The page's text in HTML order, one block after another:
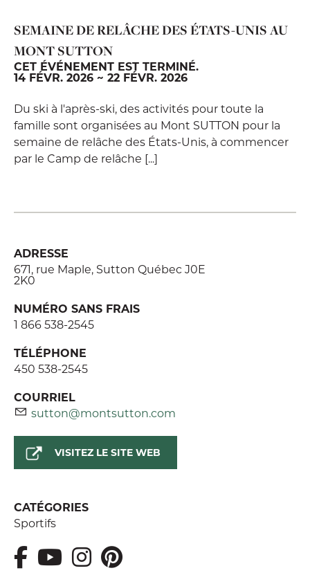
SEMAINE DE RELÂCHE DES ÉTATS-UNIS AU
MONT SUTTON
CET ÉVÉNEMENT EST TERMINÉ.
14 FÉVR. 2026 ~ 22 FÉVR. 2026
Du ski à l'après-ski, des activités pour toute la
famille sont organisées au Mont SUTTON pour la
semaine de relâche des États-Unis, à commencer
par le Camp de relâche [...]
ADRESSE
671, rue Maple, Sutton Québec J0E
2K0
NUMÉRO SANS FRAIS
1 866 538-2545
TÉLÉPHONE
450 538-2545
COURRIEL
sutton@montsutton.com
VISITEZ LE SITE WEB
CATÉGORIES
Sportifs